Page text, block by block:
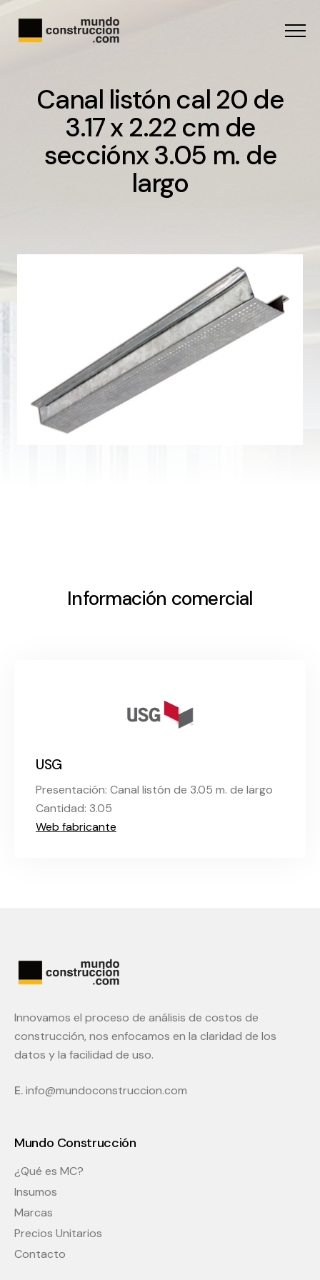
Canal listón cal 20 de
3.17 x 2.22 cm de
secciónx 3.05 m. de
largo
Información comercial
USG
Presentación: Canal listón de 3.05 m. de largo
Cantidad: 3.05
Web fabricante
Innovamos el proceso de análisis de costos de
construcción, nos enfocamos en la claridad de los
datos y la facilidad de uso.
E.info@mundoconstruccion.com
Mundo Construcción
¿Qué es MC?
Insumos
Marcas
Precios Unitarios
Contacto